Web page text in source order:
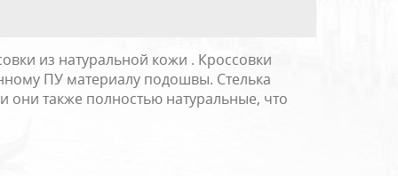
из натуральной кожи . Кроссовки
ПУ материалу подошвы. Стелька
также полностью натуральные, что